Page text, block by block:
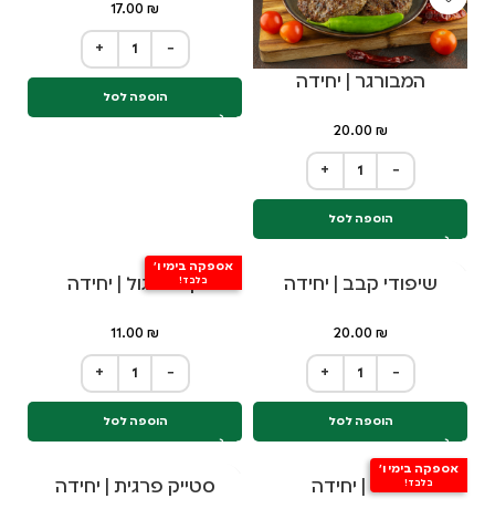
המבורגר | יחידה
20.00 ₪
+ −
הוספה לסל
17.00 ₪
+ −
הוספה לסל
שיפודי קבב | יחידה
20.00 ₪
+ −
הוספה לסל
אספקה בימי ו'
בלבד!
קבב עגול | יחידה
11.00 ₪
+ −
הוספה לסל
אספקה בימי ו'
בלבד!מרגז | יחידה סטייק פרגית | יחידה